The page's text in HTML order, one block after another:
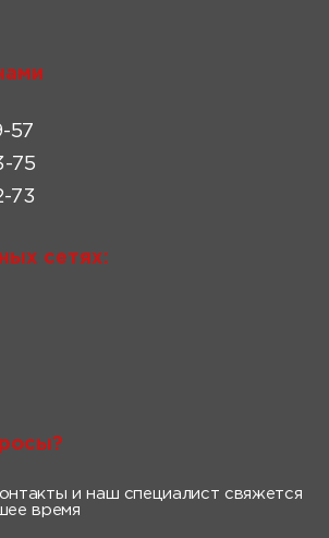
57
75
73
сетях:
и наш специалист свяжется
время